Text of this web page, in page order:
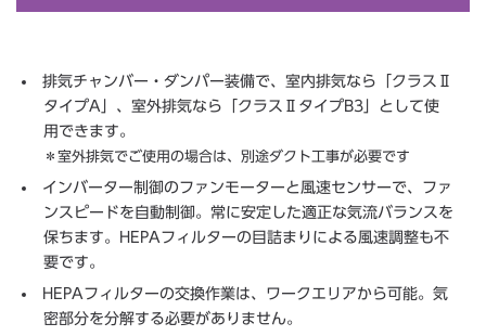
排気チャンバー・ダンパー装備で、室内排気なら「クラスⅡ
タイプA」、室外排気なら「クラスⅡタイプB3」として使
用できます。
＊室外排気でご使用の場合は、別途ダクト工事が必要です
インバーター制御のファンモーターと風速センサーで、ファ
ンスピードを自動制御。常に安定した適正な気流バランスを
保ちます。HEPAフィルターの目詰まりによる風速調整も不
要です。
HEPAフィルターの交換作業は、ワークエリアから可能。気
密部分を分解する必要がありません。